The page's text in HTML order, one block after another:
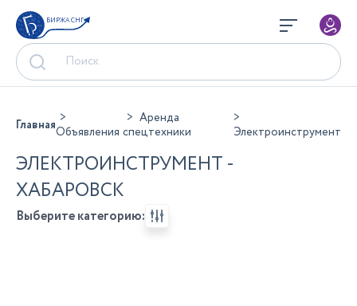
БИРЖА СНГ
ГлавнаяОбъявления
Аренда
спецтехники
Электроинструмент
ЭЛЕКТРОИНСТРУМЕНТ -
ХАБАРОВСК
Выберите категорию: